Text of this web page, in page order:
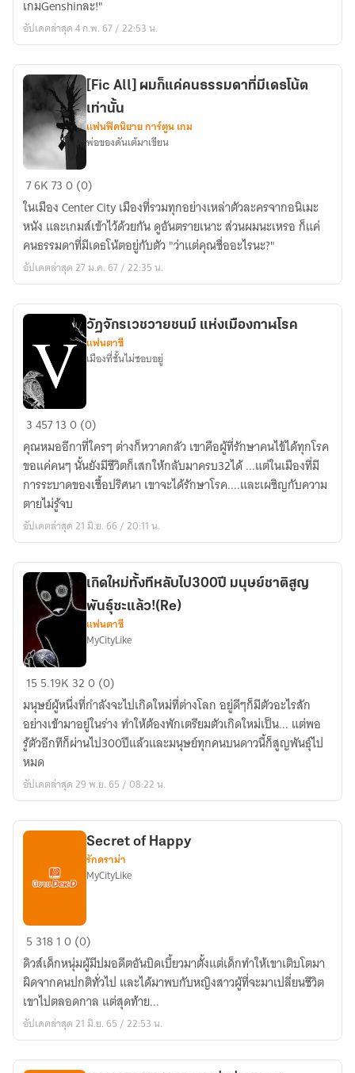
นัก
วิชาการ
เทพ
ปกรณัม
เกมGenshinละ!"
อัปเดตล่าสุด 4 ก.พ. 67 / 22:53 น.
[Fic
All]
ผม
ก็
แค่
คน
ที่
เดธ
โน้ต
เท่านั้น
[Fic All] ผมก็แค่คนธรรมดาที่มีเดธโน้ต
เท่านั้น
แฟนฟิคนิยาย การ์ตูน เกม
พ่อของดันเต้มาเขียน
76K730 (0)
ในเมือง Center City เมืองที่รวมทุกอย่างเหล่าตัวละครจากอนิเมะ
หนัง และเกมส์เข้าไว้ด้วยกัน ดูอันตรายเนาะ ส่วนผมนะเหรอ ก็แค่
คนธรรมดาที่มีเดธโน้ตอยู่กับตัว "ว่าแต่คุณชื่ออะไรนะ?"
อัปเดตล่าสุด 27 ม.ค. 67 / 22:35 น.
วัฏจักร
วาย
ชนม์
แห่ง
เมือง
กาฬโรค
วัฏจักรเวชวายชนม์ แห่งเมืองกาฬโรค
แฟนตาซี
เมืองที่ชั้นไม่ชอบอยู่
3457130 (0)
คุณหมออีกาที่ใครๆ ต่างก็หวาดกลัว เขาคือผู้ที่รักษาคนไข้ได้ทุกโรค
ขอแค่คนๆ นั้นยังมีชีวิตก็เสกให้กลับมาครบ32ได้ ...แต่ในเมืองที่มี
การระบาดของเชื้อปริศนา เขาจะได้รักษาโรค....และเผชิญกับความ
ตายไม่รู้จบ
อัปเดตล่าสุด 21 มิ.ย. 66 / 20:11 น.
เกิด
ทั้งที
หลับ
ไป300ปี
มนุษย์
ชาติ
พันธุ์
แล้ว!
(Re)
เกิดใหม่ทั้งทีหลับไป300ปี มนุษย์ชาติสูญ
พันธุ์ซะแล้ว!(Re)
แฟนตาซี
MyCityLike
15 5.19K 320 (0)
มนุษย์ผู้หนึ่งที่กำลังจะไปเกิดใหม่ที่ต่างโลก อยู่ดีๆก็มีตัวอะไรสัก
อย่างเข้ามาอยู่ในร่าง ทำให้ต้องพักเตรียมตัวเกิดใหม่เป็น... แต่พอ
รู้ตัวอีกทีก็ผ่านไป300ปีแล้วและมนุษย์ทุกคนบนดาวนี้ก็สูญพันธ์ุไป
หมด
อัปเดตล่าสุด 29 พ.ย. 65 / 08:22 น.
Secret
of
Happy
Secret of Happy
รักดราม่า
MyCityLike
5 31810 (0)
ดิวส์เด็กหนุ่มผู้มีปมอดีตอันบิดเบี้ยวมาตั้งแต่เด็กทำให้เขาเติบโตมา
ผิดจากคนปกติทั่วไป และได้มาพบกับหญิงสาวผู้ที่จะมาเปลี่ยนชีวิต
เขาไปตลอดกาล แต่สุดท้าย...
อัปเดตล่าสุด 21 มิ.ย. 65 / 22:53 น.